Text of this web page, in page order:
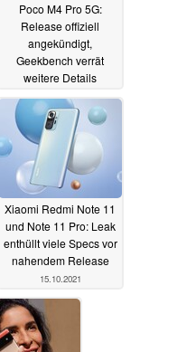
Poco M4 Pro 5G:
Release offiziell
angekündigt,
Geekbench verrät
weitere Details
28.10.2021
Xiaomi Redmi Note 11
und Note 11 Pro: Leak
enthüllt viele Specs vor
nahendem Release
15.10.2021